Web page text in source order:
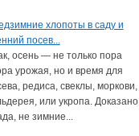
хлопоты в саду и
посев...
осень — не только пора
урожая, но и время для
редиса, свеклы, моркови,
или укропа. Доказано,
не зимние...